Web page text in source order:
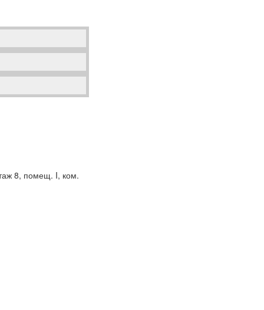
8, помещ. I, ком.